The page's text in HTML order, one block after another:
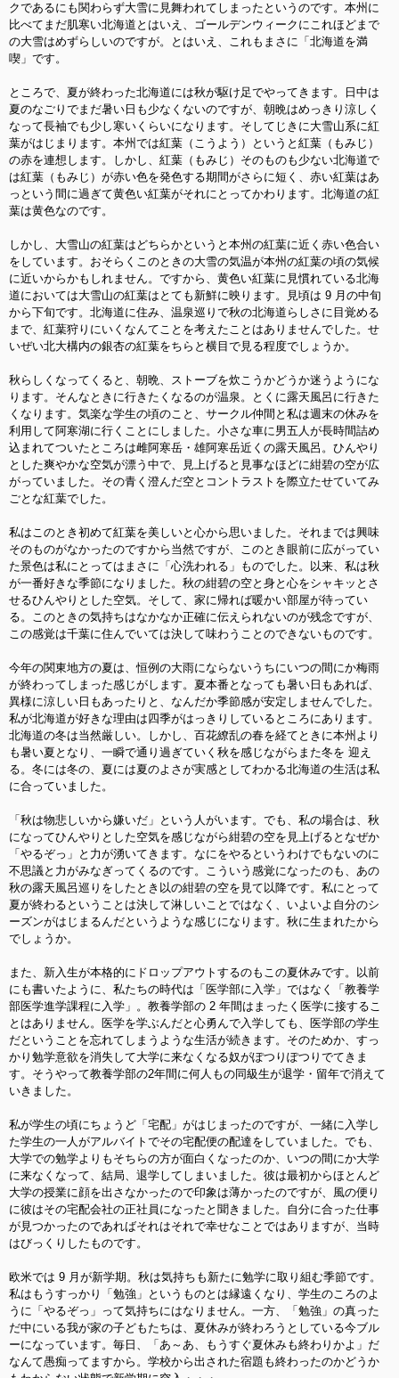
クであるにも関わらず大雪に見舞われてしまったというのです。本州に
比べてまだ肌寒い北海道とはいえ、ゴールデンウィークにこれほどまで
の大雪はめずらしいのですが。とはいえ、これもまさに「北海道を満
喫」です。
ところで、夏が終わった北海道には秋が駆け足でやってきます。日中は
夏のなごりでまだ暑い日も少なくないのですが、 朝晩はめっきり涼しく
なって長袖でも少し寒いくらいになります。そしてじきに大雪山系に紅
葉がは じまります。本州では紅葉（こうよう）というと紅葉（もみじ）
の赤を連想します。しかし、紅葉（もみじ）そのものも少ない北海道で
は紅葉（もみじ）が赤い色を発色する期間がさらに短く、赤い紅葉はあ
っという間に過ぎて黄色い紅葉がそれにとってかわります。北海道の紅
葉は黄色なのです。
しかし、大雪山の紅葉はどちらかというと本州の紅葉に近く赤い色合い
をしています。おそらくこのときの大雪の気温が本州 の紅葉の頃の気候
に近いからかもしれません。ですから、黄色い紅葉に見慣れている北海
道においては大雪山の紅葉はとても新鮮に映ります。見頃は 9 月の中旬
から下旬です。北海道に住み、温泉巡りで秋の北海道らしさに目覚める
まで、紅葉狩りにいくなんてことを考えたことはありませんでした。せ
いぜい北大構内の銀杏の紅葉をちらと横目で見る程度でしょうか。
秋らしくなってくると、朝晩、ストーブを炊こうかどうか迷うようにな
ります。そんなときに行きたく なるのが温泉。とくに露天風呂に行きた
くなります。気楽な学生の頃のこと、サークル仲間と私は週末の休みを
利用して阿寒湖に行くことにしました。小さな車に男五人が長時間詰め
込まれてついたところは雌阿寒岳・雄阿寒岳近くの露天風呂。ひんやり
とした爽やかな空気が漂う中で、見上げると見事なほどに紺碧の空が広
がっていました。その青く澄んだ空とコントラストを際立たせていてみ
ごとな紅葉でした。
私はこのとき初めて紅葉を美しいと心から思いました。それまでは興味
そのものがなかったのですから当然ですが、 このとき眼前に広がってい
た景色は私にとってはまさに「心洗われる」ものでした。以来、私は秋
が一番好きな季節になりました。秋の紺碧の空と身と心をシャキッとさ
せるひんやりとした空気。そして、家に帰れば暖かい部屋が待ってい
る。このときの気持ちはなかなか正確に伝えられないのが残念ですが、
この感覚は千葉に住んでいては決して味わうことのできないものです。
今年の関東地方の夏は、恒例の大雨にならないうちにいつの間にか梅雨
が終わってしまった感じがします。夏本番となっても暑い日もあれば、
異様に涼しい日もあったりと、なんだか季節感が安定しませんでした。
私が北海道が好きな理由は四季がはっきりしているところにあります。
北海道の冬は当然厳しい。しかし、 百花繚乱の春を経てときに本州より
も暑い夏となり、一瞬で通り過ぎていく秋を感じながらまた冬を 迎え
る。冬には冬の、夏には夏のよさが実感としてわかる北海道の生活は私
に合っていました。
「秋は物悲しいから嫌いだ」という人がいます。でも、私の場合は、秋
になってひんやりとした空気を感 じながら紺碧の空を見上げるとなぜか
「やるぞっ」と力が湧いてきます。なにをやるというわけでもないのに
不思議と力がみなぎってくるのです。こういう感覚になったのも、あの
秋の露天風呂巡りをしたとき以の紺碧の空を見て以降です。私にとって
夏が終わるということは決して淋しいことではなく、いよいよ自分のシ
ーズンがはじまるんだというような感じになります。秋に生まれたから
でしょうか。
また、新入生が本格的にドロップアウトするのもこの夏休みです。以前
にも書いたように、私たちの時代は「医学部に入学」ではなく「教養学
部医学進学課程に入学」。教養学部の 2 年間はまったく医学に接するこ
とはありません。医学を学ぶんだと心勇んで入学しても、医学部の学生
だということを忘れてしまうような生活が続きます。そのためか、すっ
かり勉学意欲を消失して大学に来なくなる奴がぽつりぽつりでてきま
す。そうやって教養学部の2年間に何人もの同級生が退学・留年で消えて
いきました。
私が学生の頃にちょうど「宅配」がはじまったのですが、一緒に入学し
た学生の一人がアルバイトでその宅配便の配達をしていました。でも、
大学での勉学よりもそちらの方が面白くなったのか、いつの間にか大学
に来なくなって、結局、退学してしまいました。彼は最初からほとんど
大学の授業に顔を出さなかったので印象は薄かったのですが、風の便り
に彼はその宅配会社の正社員になったと聞きました。自分に合った仕事
が見つかったのであればそれはそれで幸せなことではありますが、当時
はびっくりしたものです。
欧米では 9 月が新学期。秋は気持ちも新たに勉学に取り組む季節です。
私はもうすっかり「勉強」というものとは縁遠くなり、学生のころのよ
うに「やるぞっ」って気持ちにはなりません。一方、「勉強」の真った
だ中にいる我が家の子どもたちは、夏休みが終わろうとしている今ブル
ーになっています。毎日、「あ～あ、
もうすぐ夏休みも終わりかよ」だ
なんて愚痴ってますから。学校から出された宿題も終わったのかどうか